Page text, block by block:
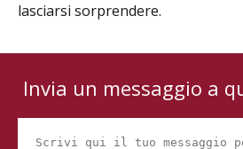
lasciarsi sorprendere.
Invia un messaggio a